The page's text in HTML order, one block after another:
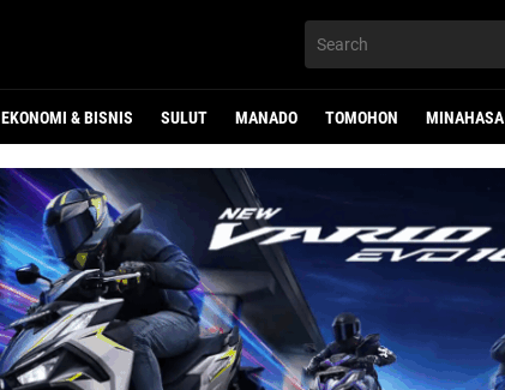
EKONOMI & BISNIS SULUT MANADO TOMOHON MINAHASA